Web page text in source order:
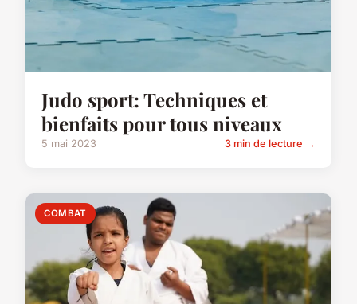
Judo sport: Techniques et
bienfaits pour tous niveaux
5 mai 2023 3 min de lecture →
COMBAT